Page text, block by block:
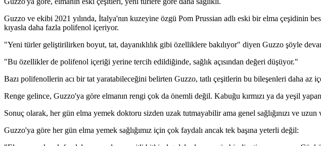
Guzzo ve ekibi 2021 yılında, İtalya'nın kuzeyine özgü Pom Prussian adlı eski bir elma çeşidinin
kıyasla daha fazla polifenol içeriyor.
"Yeni türler geliştirilirken boyut, tat, dayanıklılık gibi özelliklere bakılıyor" diyen Guzzo şöyle
"Bu özellikler de polifenol içeriği yerine tercih edildiğinde, sağlık açısından değeri düşüyor."
Bazı polifenollerin acı bir tat yaratabileceğini belirten Guzzo, tatlı çeşitlerin bu bileşenleri daha az
Renge gelince, Guzzo'ya göre elmanın rengi çok da önemli değil. Kabuğu kırmızı ya da yeşil
Sonuç olarak, her gün elma yemek doktoru sizden uzak tutmayabilir ama genel sağlığınızı ve
Guzzo'ya göre her gün elma yemek sağlığımız için çok faydalı ancak tek başına yeterli değil: